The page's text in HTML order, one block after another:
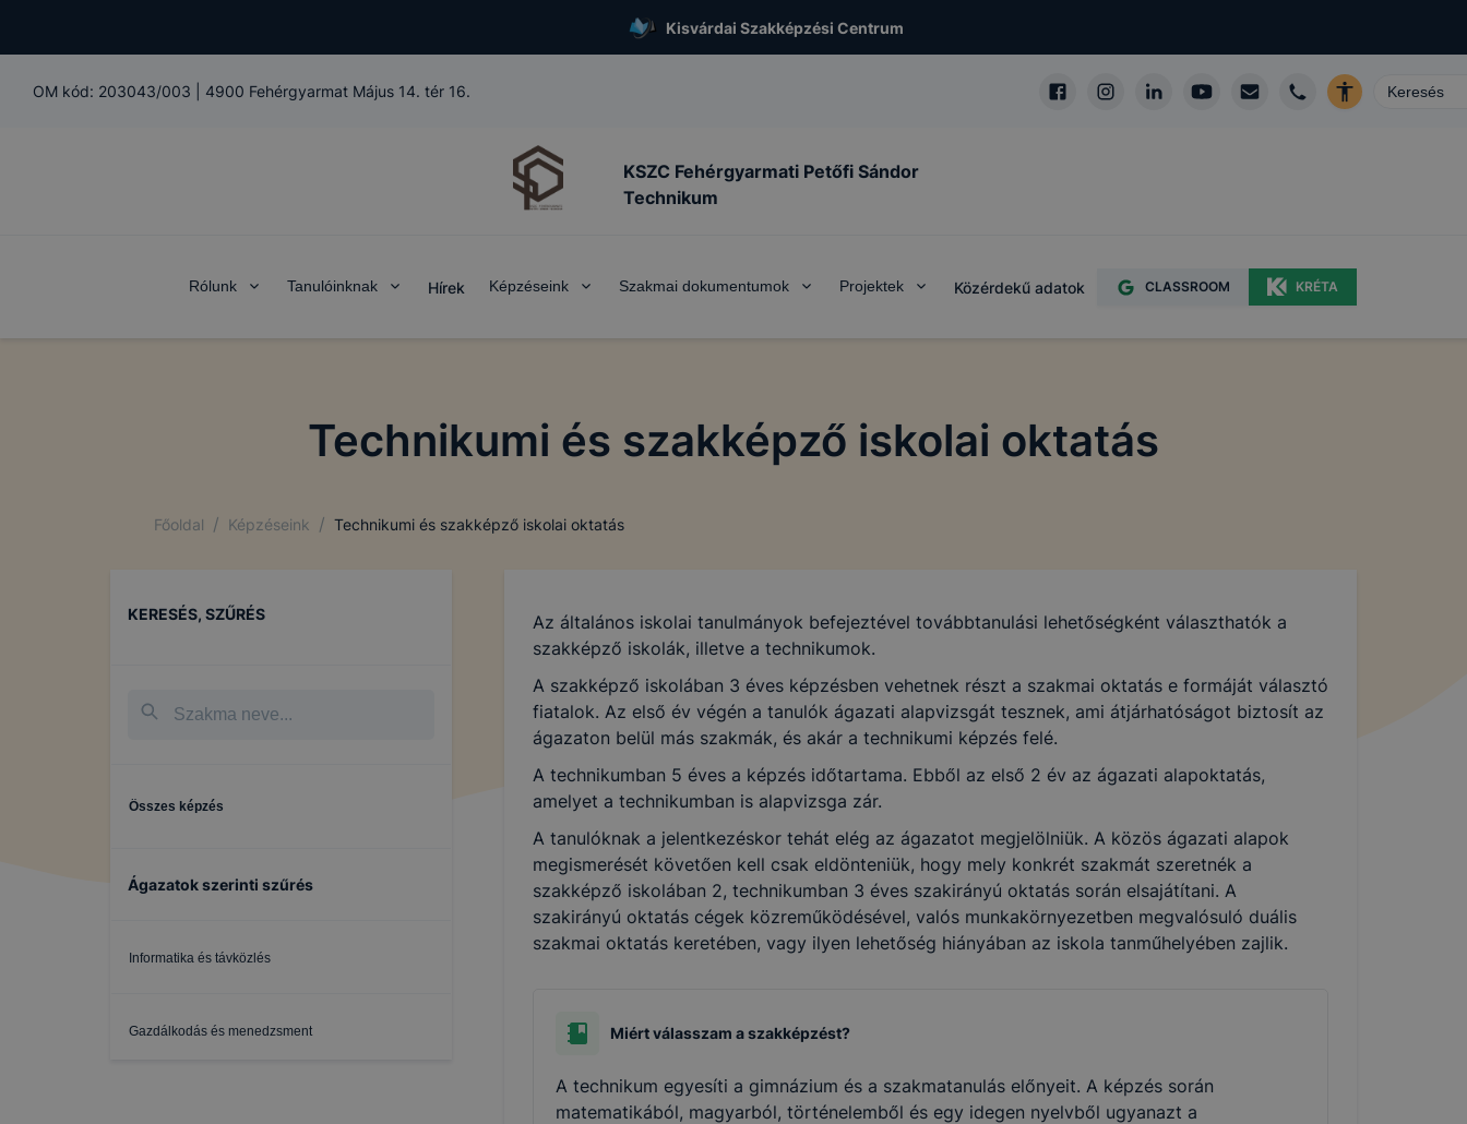
Kisvárdai Szakképzési Centrum
OM kód: 203043/003 4900 Fehérgyarmat Május 14. tér 16.
KSZC Fehérgyarmati Petőfi Sándor
Technikum
Rólunk Tanulóinknak Hírek Képzéseink Szakmai dokumentumok Projektek Közérdekű adatok CLASSROOM KRÉTA
Technikumi és szakképző iskolai oktatás
Főoldal / Képzéseink / Technikumi és szakképző iskolai oktatás
KERESÉS, SZŰRÉS
Összes képzés
Ágazatok szerinti szűrés
Informatika és távközlés
Gazdálkodás és menedzsment
Az általános iskolai tanulmányok befejeztével továbbtanulási lehetőségként választhatók a
szakképző iskolák, illetve a technikumok.
A szakképző iskolában 3 éves képzésben vehetnek részt a szakmai oktatás e formáját választó
fiatalok. Az első év végén a tanulók ágazati alapvizsgát tesznek, ami átjárhatóságot biztosít az
ágazaton belül más szakmák, és akár a technikumi képzés felé.
A technikumban 5 éves a képzés időtartama. Ebből az első 2 év az ágazati alapoktatás,
amelyet a technikumban is alapvizsga zár.
A tanulóknak a jelentkezéskor tehát elég az ágazatot megjelölniük. A közös ágazati alapok
megismerését követően kell csak eldönteniük, hogy mely konkrét szakmát szeretnék a
szakképző iskolában 2, technikumban 3 éves szakirányú oktatás során elsajátítani. A
szakirányú oktatás cégek közreműködésével, valós munkakörnyezetben megvalósuló duális
szakmai oktatás keretében, vagy ilyen lehetőség hiányában az iskola tanműhelyében zajlik.
Miért válasszam a szakképzést?
A technikum egyesíti a gimnázium és a szakmatanulás előnyeit. A képzés során
matematikából, magyarból, történelemből és egy idegen nyelvből ugyanazt a